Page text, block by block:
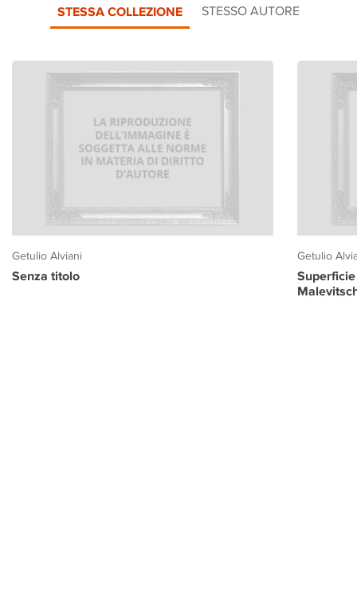
STESSA COLLEZIONE STESSO AUTORE
Getulio Alviani
Senza titolo
Getulio